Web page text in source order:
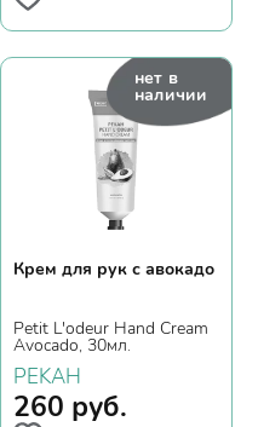
нет в
наличии
Крем для рук с авокадо
Petit L'odeur Hand Cream
Avocado, 30мл.
PEKAH
260 руб.